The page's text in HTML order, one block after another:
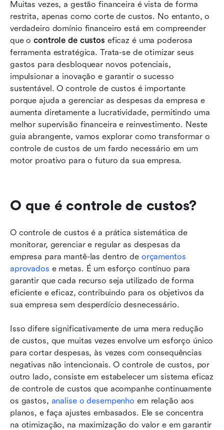
Muitas vezes, a gestão financeira é vista de forma
restrita, apenas como corte de custos. No entanto, o
verdadeiro domínio financeiro está em compreender
que o controle de custos eficaz é uma poderosa
ferramenta estratégica. Trata-se de otimizar seus
gastos para desbloquear novos potenciais,
impulsionar a inovação e garantir o sucesso
sustentável. O controle de custos é importante
porque ajuda a gerenciar as despesas da empresa e
aumenta diretamente a lucratividade, permitindo uma
melhor supervisão financeira e reinvestimento. Neste
guia abrangente, vamos explorar como transformar o
controle de custos de um fardo necessário em um
motor proativo para o futuro da sua empresa.
O que é controle de custos?
O controle de custos é a prática sistemática de
monitorar, gerenciar e regular as despesas da
empresa para mantê-las dentro de orçamentos
aprovados e metas. É um esforço contínuo para
garantir que cada recurso seja utilizado de forma
eficiente e eficaz, contribuindo para os objetivos da
sua empresa sem desperdício desnecessário.
Isso difere significativamente de uma mera redução
de custos, que muitas vezes envolve um esforço único
para cortar despesas, às vezes com consequências
negativas não intencionais. O controle de custos, por
outro lado, consiste em estabelecer um sistema eficaz
de controle de custos que acompanhe continuamente
os gastos, analise o desempenho em relação aos
planos, e faça ajustes embasados. Ele se concentra
na otimização, na maximização do valor e em garantir
custos
Melhores práticas para um controle de custos
eficaz
Controle de custos em diferentes setores
Conclusão
Perguntas frequentes
Leitura relacionada